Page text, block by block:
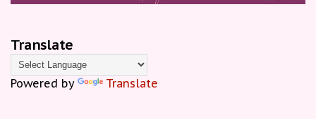
Translate
Powered by Translate